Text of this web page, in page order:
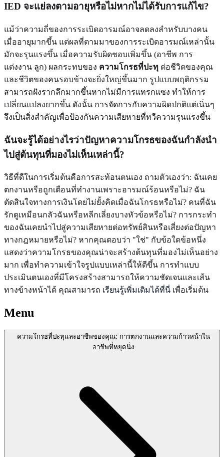
IED จะแย่ลงตามอายุหรือไม่หากไม่ได้รับการแก้ไข?
แม้ว่าความถี่ของการระเบิดอารมณ์อาจลดลงสำหรับบางคน
เมื่ออายุมากขึ้น แต่ผลที่ตามมาของการระเบิดอารมณ์เหล่านั้น
มักจะรุนแรงขึ้น เมื่อความรับผิดชอบเพิ่มขึ้น (อาชีพ การ
แต่งงาน ลูก) ผลกระทบของ ความโกรธที่ปะทุ ต่อชีวิตของคุณ
และชีวิตของคนรอบข้างจะยิ่งใหญ่ขึ้นมาก รูปแบบพฤติกรรม
สามารถฝังรากลึกมากขึ้นหากไม่มีการแทรกแซง ทำให้การ
เปลี่ยนแปลงยากขึ้น ดังนั้น การจัดการกับความผิดปกติแต่เนิ่นๆ
จึงเป็นสิ่งสำคัญเพื่อป้องกันความเสียหายที่ทวีความรุนแรงขึ้น
ฉันจะรู้ได้อย่างไรว่าปัญหาความโกรธของฉันกำลังนำ
ไปสู่ต้นทุนที่มองไม่เห็นเหล่านี้?
วิธีที่ดีในการเริ่มต้นคือการสะท้อนตนเอง ถามตัวเองว่า: ฉันเคย
ตกงานหรือถูกเตือนที่ทำงานเพราะอารมณ์ร้อนหรือไม่? ฉัน
ตัดสินใจทางการเงินโดยไม่ยั้งคิดเมื่อฉันโกรธหรือไม่? คนที่ฉัน
รักดูเหมือนกลัวฉันหรือหลีกเลี่ยงบางหัวข้อหรือไม่? การกระทำ
ของฉันเคยนำไปสู่ความเสียหายต่อทรัพย์สินหรือเสี่ยงต่อปัญหา
ทางกฎหมายหรือไม่? หากคุณตอบว่า "ใช่" กับข้อใดข้อหนึ่ง
แสดงว่าความโกรธของคุณน่าจะสร้างต้นทุนที่มองไม่เห็นอย่าง
มาก เพื่อทำความเข้าใจรูปแบบเหล่านี้ให้ดีขึ้น การทำแบบ
ประเมินตนเองที่มีโครงสร้างสามารถให้ความชัดเจนและเส้น
ทางข้างหน้าได้ คุณสามารถ เรียนรู้เพิ่มเติมได้ที่นี่ เพื่อเริ่มต้น
Menu
ความโกรธที่ปะทุและอาชีพของคุณ: การตกงานและความก้าวหน้าใน
อาชีพที่หยุดนิ่ง